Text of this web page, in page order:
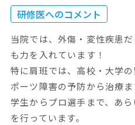
研修医へのコメント
当院では、外傷・変性疾患
も力を入れています！
特に肩班では、高校・大学
ポーツ障害の予防から治療
学生からプロ選手まで、あ
を行っています。